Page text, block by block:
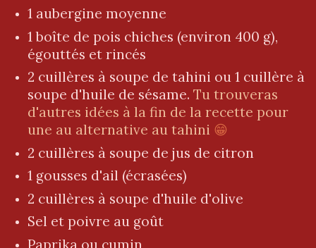
1 aubergine moyenne
1 boîte de pois chiches (environ 400 g),
égouttés et rincés
2 cuillères à soupe de tahini ou 1 cuillère à
soupe d'huile de sésame. Tu trouveras
d'autres idées à la fin de la recette pour
une au alternative au tahini 😁
2 cuillères à soupe de jus de citron
1 gousses d'ail (écrasées)
2 cuillères à soupe d'huile d'olive
Sel et poivre au goût
Paprika ou cumin